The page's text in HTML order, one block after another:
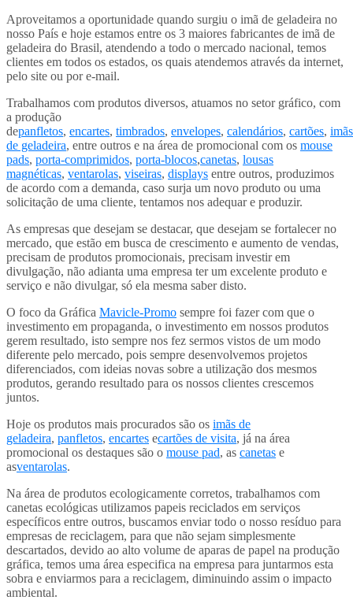
Aproveitamos a oportunidade quando surgiu o imã de geladeira no
nosso País e hoje estamos entre os 3 maiores fabricantes de imã de
geladeira do Brasil, atendendo a todo o mercado nacional, temos
clientes em todos os estados, os quais atendemos através da internet,
pelo site ou por e-mail.
Trabalhamos com produtos diversos, atuamos no setor gráfico, com
a produção
depanfletos, encartes, timbrados, envelopes, calendários, cartões, imãs
de geladeira, entre outros e na área de promocional com os mouse
pads, porta-comprimidos, porta-blocos,canetas, lousas
magnéticas, ventarolas, viseiras, displays entre outros, produzimos
de acordo com a demanda, caso surja um novo produto ou uma
solicitação de uma cliente, tentamos nos adequar e produzir.
As empresas que desejam se destacar, que desejam se fortalecer no
mercado, que estão em busca de crescimento e aumento de vendas,
precisam de produtos promocionais, precisam investir em
divulgação, não adianta uma empresa ter um excelente produto e
serviço e não divulgar, só ela mesma saber disto.
O foco da Gráfica Mavicle-Promo sempre foi fazer com que o
investimento em propaganda, o investimento em nossos produtos
gerem resultado, isto sempre nos fez sermos vistos de um modo
diferente pelo mercado, pois sempre desenvolvemos projetos
diferenciados, com ideias novas sobre a utilização dos mesmos
produtos, gerando resultado para os nossos clientes crescemos
juntos.
Hoje os produtos mais procurados são os imãs de
geladeira, panfletos, encartes ecartões de visita, já na área
promocional os destaques são o mouse pad, as canetas e
asventarolas.
Na área de produtos ecologicamente corretos, trabalhamos com
canetas ecológicas utilizamos papeis reciclados em serviços
específicos entre outros, buscamos enviar todo o nosso resíduo para
empresas de reciclagem, para que não sejam simplesmente
descartados, devido ao alto volume de aparas de papel na produção
gráfica, temos uma área especifica na empresa para juntarmos esta
sobra e enviarmos para a reciclagem, diminuindo assim o impacto
ambiental.